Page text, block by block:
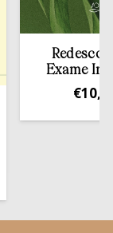
Redescobrir o
Exame
10,00